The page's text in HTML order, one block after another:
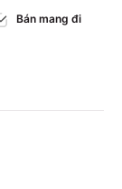
Bán mang đi